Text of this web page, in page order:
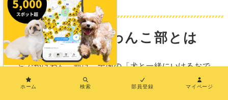
おでかけわんこ部とは
おでかけわんこ部は、全国の「犬と一緒にいけるおで
かけ施設情報」を発信するメディアです。
ホーム 検索 部員登録 マイページ